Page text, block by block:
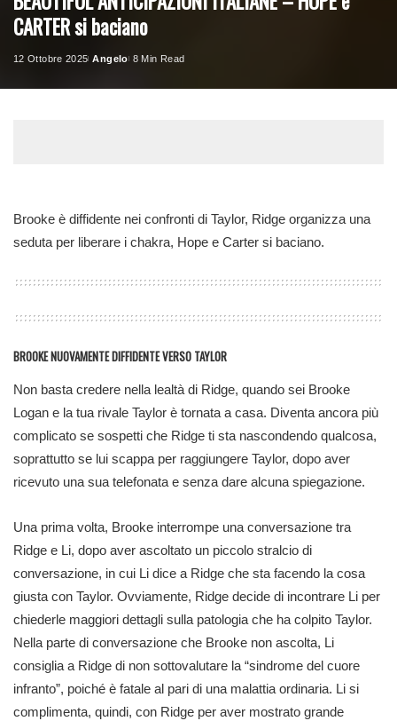
CARTER si baciano
12 Ottobre 2025
Posted
Angelo 8 Min Read
Brooke è diffidente nei confronti di Taylor, Ridge organizza una
seduta per liberare i chakra, Hope e Carter si baciano.
BROOKE NUOVAMENTE DIFFIDENTE VERSO TAYLOR
Non basta credere nella lealtà di Ridge, quando sei Brooke
Logan e la tua rivale Taylor è tornata a casa. Diventa ancora più
complicato se sospetti che Ridge ti sta nascondendo qualcosa,
soprattutto se lui scappa per raggiungere Taylor, dopo aver
ricevuto una sua telefonata e senza dare alcuna spiegazione.
Una prima volta, Brooke interrompe una conversazione tra
Ridge e Li, dopo aver ascoltato un piccolo stralcio di
conversazione, in cui Li dice a Ridge che sta facendo la cosa
giusta con Taylor. Ovviamente, Ridge decide di incontrare Li per
chiederle maggiori dettagli sulla patologia che ha colpito Taylor.
Nella parte di conversazione che Brooke non ascolta, Li
consiglia a Ridge di non sottovalutare la “sindrome del cuore
infranto”, poiché è fatale al pari di una malattia ordinaria. Li si
complimenta, quindi, con Ridge per aver mostrato grande